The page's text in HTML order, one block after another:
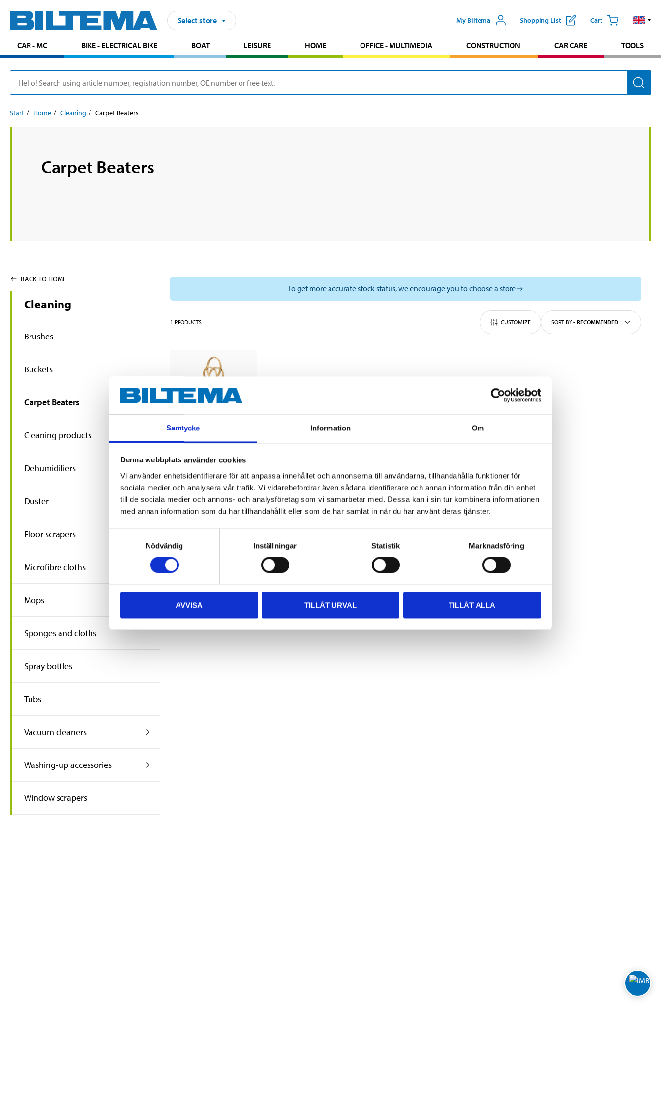
Samtycke Information Om
Denna webbplats använder cookies
Vi använder enhetsidentifierare för att anpassa innehållet och annonserna till användarna, tillhandahålla funktioner för
sociala medier och analysera vår trafik. Vi vidarebefordrar även sådana identifierare och annan information från din enhet
till de sociala medier och annons- och analysföretag som vi samarbetar med. Dessa kan i sin tur kombinera informationen
med annan information som du har tillhandahållit eller som de har samlat in när du har använt deras tjänster.
Nödvändig
Inställningar Statistik Marknadsföring
AVVISA TILLÅT URVAL TILLÅT ALLA
Select store My Biltema Shopping List Cart
CAR - MC BIKE - ELECTRICAL BIKE BOAT LEISURE HOME OFFICE - MULTIMEDIA CONSTRUCTION CAR CARE TOOLS
Start Home Cleaning Carpet Beaters
Carpet Beaters
BACK TO HOME
Cleaning
Brushes
Buckets
Carpet Beaters
Cleaning products
Dehumidifiers
Duster
Floor scrapers
Microfibre cloths
Mops
Sponges and cloths
Spray bottles
Tubs
Vacuum cleaners
Washing-up accessories
Window scrapers
To get more accurate stock status, we encourage you to choose a store
1 PRODUCTS CUSTOMIZE SORT BY- RECOMMENDED
Carpet beater, 70
cm
47-0665
In stock in 64store